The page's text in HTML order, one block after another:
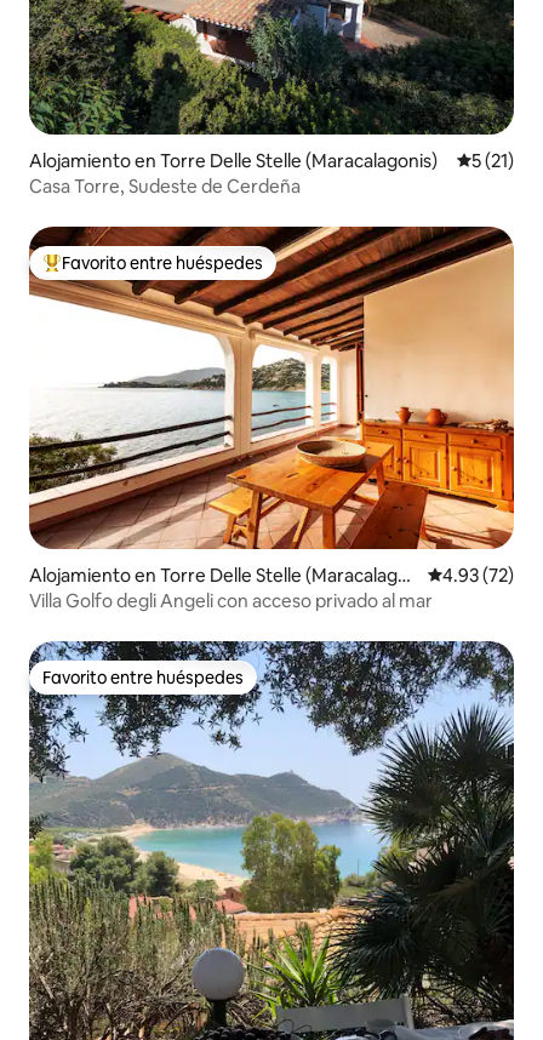
Alojamiento en Torre Delle Stelle (Maracalagonis)
5 (21)
Casa Torre, Sudeste de Cerdeña
Favorito entre huéspedes preferido
Favorito entre huéspedes
Alojamiento en Torre Delle Stelle (Maracalago
nis)
Calificación
4.93 (72)
Villa Golfo degli Angeli con acceso privado al mar
Favorito entre huéspedes
Favorito entre huéspedes